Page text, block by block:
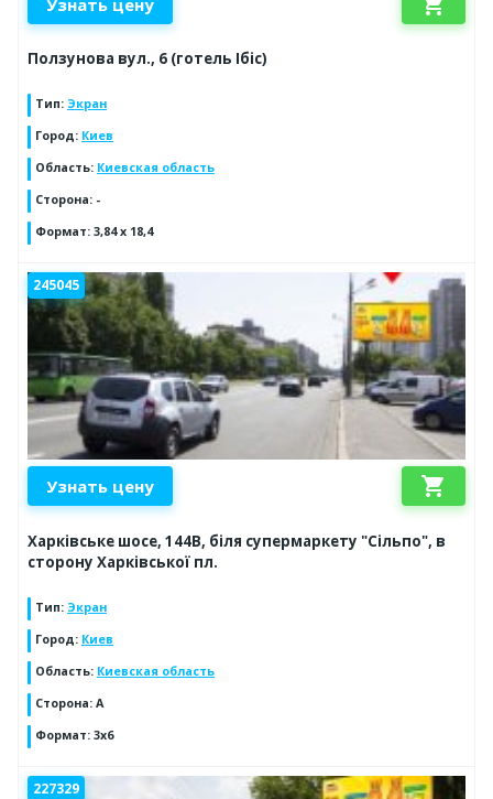
Узнать цену
Ползунова вул., 6 (готель Ібіс)
Тип: Экран
Город: Киев
Область: Киевская область
Сторона: -
Формат: 3,84 х 18,4
245045
Узнать цену shopping_cart
Харківське шосе, 144В, біля супермаркету "Сільпо", в
сторону Харківської пл.
Тип: Экран
Город: Киев
Область: Киевская область
Сторона: A
Формат: 3x6
227329